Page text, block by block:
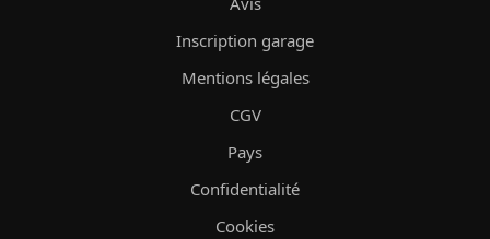
Inscription garage
Mentions légales
CGV
Pays
Confidentialité
Cookies